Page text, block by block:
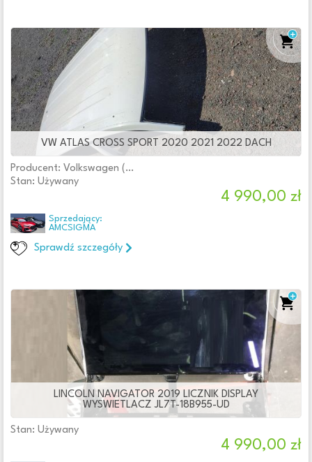
VW ATLAS CROSS SPORT 2020 2021 2022 DACH
Producent: Volkswagen (oryginalne OE)
Stan: Używany
4 990,00 zł
Sprzedający:
AMCSIGMA
Sprawdź szczegóły
LINCOLN NAVIGATOR 2019 LICZNIK DISPLAY
WYSWIETLACZ JL7T-18B955-UD
Stan: Używany
4 990,00 zł